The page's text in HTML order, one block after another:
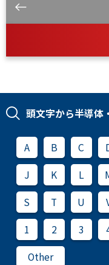
頭文字から半導体
A B C
J
K L
S
T U
1
2 3
Other